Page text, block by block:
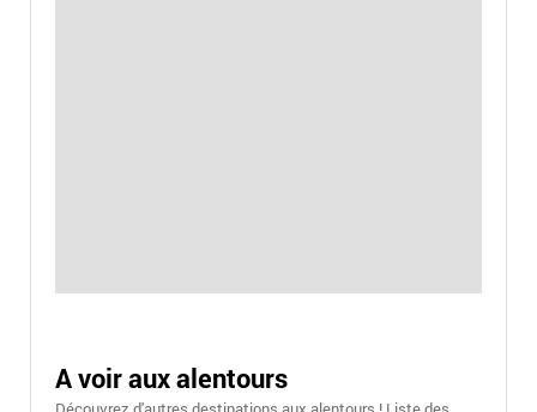
A voir aux alentours